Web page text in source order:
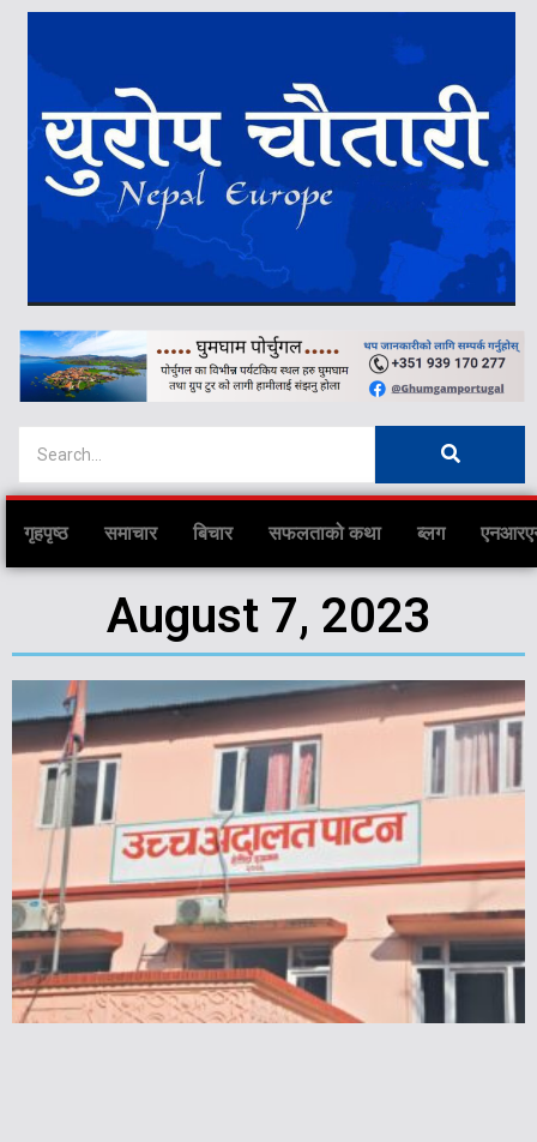
गृहपृष्ठ समाचार बिचार सफलताको कथा ब्लग
August 7, 2023